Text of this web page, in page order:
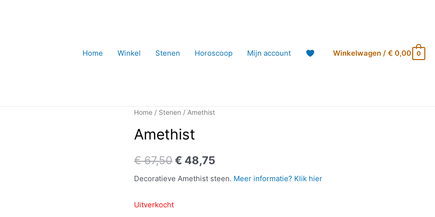
Home Winkel Stenen Horoscoop Mijn account Winkelwagen/ €0,00 0
Home / Stenen / Amethist
Amethist
€67,50€ 48,75
Decoratieve Amethist steen. Meer informatie? Klik hier
Uitverkocht